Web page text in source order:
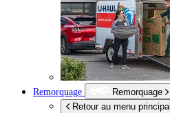
Remorquage
Remorquage
Retour au menu principal